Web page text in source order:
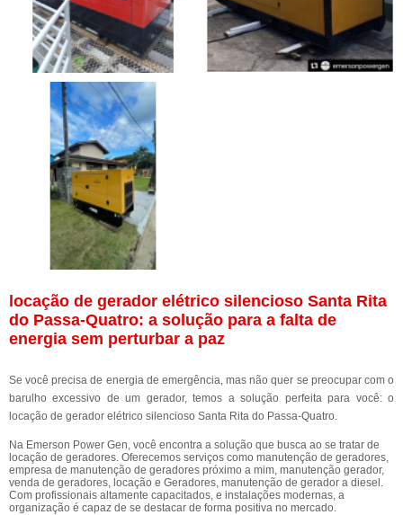
locação de gerador elétrico silencioso Santa Rita
do Passa-Quatro: a solução para a falta de
energia sem perturbar a paz
Se você precisa de energia de emergência, mas não quer se preocupar com o
barulho excessivo de um gerador, temos a solução perfeita para você: o
locação de gerador elétrico silencioso Santa Rita do Passa-Quatro.
Na Emerson Power Gen, você encontra a solução que busca ao se tratar de
locação de geradores. Oferecemos serviços como manutenção de geradores,
empresa de manutenção de geradores próximo a mim, manutenção gerador,
venda de geradores, locação e Geradores, manutenção de gerador a diesel.
Com profissionais altamente capacitados, e instalações modernas, a
organização é capaz de se destacar de forma positiva no mercado.